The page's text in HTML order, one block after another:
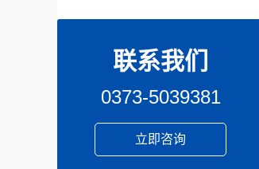
联系我们
0373-5039381
立即咨询